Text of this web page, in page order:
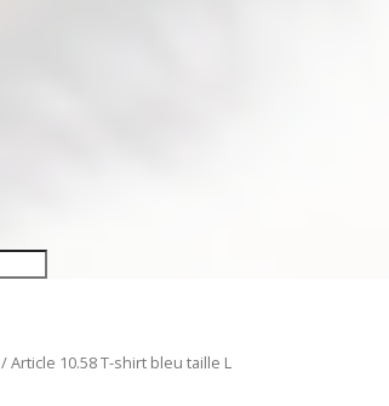
/ Article 10.58 T-shirt bleu taille L